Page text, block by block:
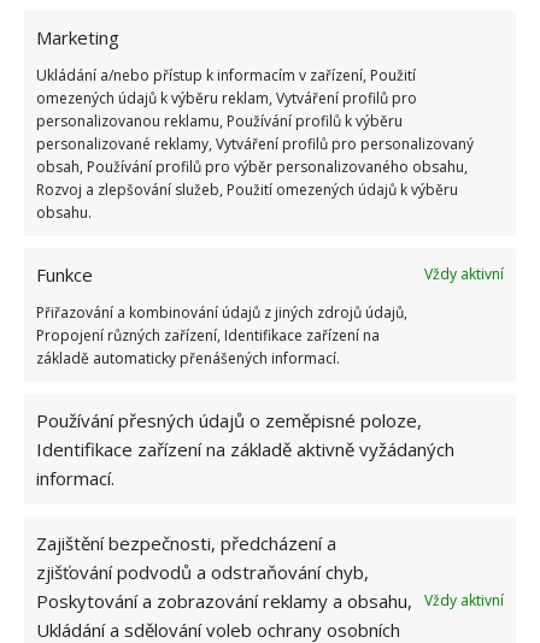
Marketing
Ukládání a/nebo přístup k informacím v zařízení, Použití
omezených údajů k výběru reklam, Vytváření profilů pro
personalizovanou reklamu, Používání profilů k výběru
personalizované reklamy, Vytváření profilů pro personalizovaný
obsah, Používání profilů pro výběr personalizovaného obsahu,
Rozvoj a zlepšování služeb, Použití omezených údajů k výběru
obsahu.
Funkce
Vždy aktivní
Přiřazování a kombinování údajů z jiných zdrojů údajů,
Propojení různých zařízení, Identifikace zařízení na
základě automaticky přenášených informací.
Používání přesných údajů o zeměpisné poloze,
Identifikace zařízení na základě aktivně vyžádaných
informací.
Zajištění bezpečnosti, předcházení a
zjišťování podvodů a odstraňování chyb,
Poskytování a zobrazování reklamy a obsahu,
Ukládání a sdělování voleb ochrany osobních
Vždy aktivní
Police na kytky
Bojujete-li s opravdu malým prostorem, pak je
vhodné použít poličky či regály na květináče. Určitě
se nemusíte zříkat kytek, které blahodárně působí
na lidskou psychiku. Dalším praktickým řešením je
Nezaberou místo a potěší vás svými květy i vůní.